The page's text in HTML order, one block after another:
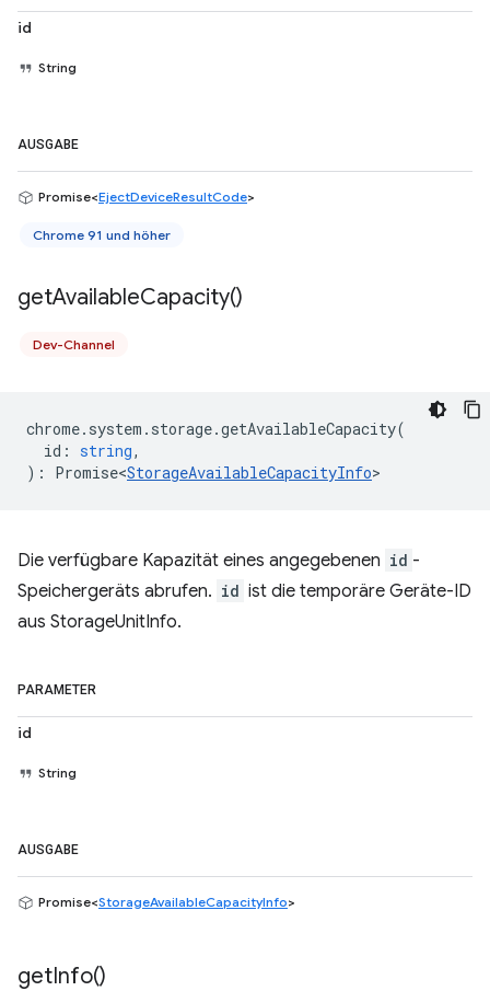
id
String
AUSGABE
Promise<EjectDeviceResultCode>
Chrome 91 und höher
getAvailableCapacity()
Dev-Channel
chrome. system . storage.getAvailableCapacity(
id : string,
) : Promise<StorageAvailableCapacityInfo>
Die verfügbare Kapazität eines angegebenen id -
Speichergeräts abrufen. id ist die temporäre Geräte-ID
aus StorageUnitInfo.
PARAMETER
id
String
AUSGABE
Promise<StorageAvailableCapacityInfo>
getInfo()